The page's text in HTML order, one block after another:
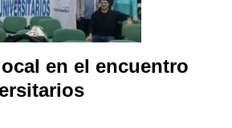
en el encuentro